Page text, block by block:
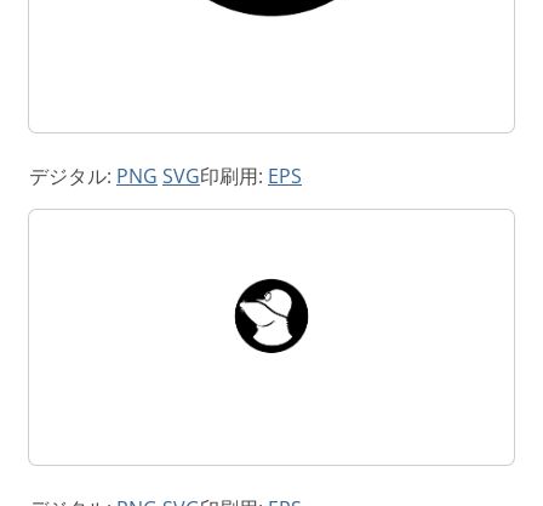
デジタル: PNG SVG印刷用: EPS